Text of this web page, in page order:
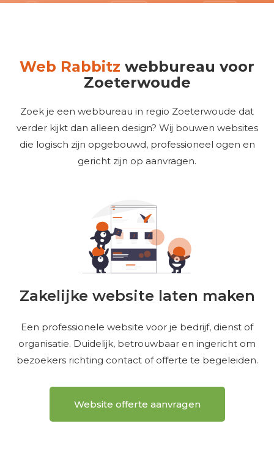
Web Rabbitz webbureau voor
Zoeterwoude
Zoek je een webbureau in regio Zoeterwoude dat
verder kijkt dan alleen design? Wij bouwen websites
die logisch zijn opgebouwd, professioneel ogen en
gericht zijn op aanvragen.
Zakelijke website laten maken
Een professionele website voor je bedrijf, dienst of
organisatie. Duidelijk, betrouwbaar en ingericht om
bezoekers richting contact of offerte te begeleiden.
Website offerte aanvragen